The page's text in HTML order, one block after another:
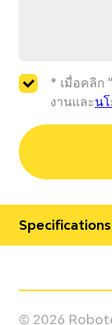
* เมื่อคลิก
งานและน
Specifications
© 2026